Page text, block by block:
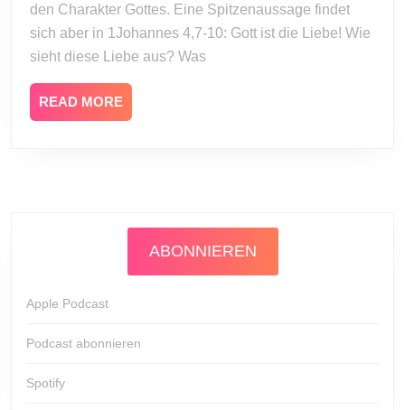
den Charakter Gottes. Eine Spitzenaussage findet
sich aber in 1Johannes 4,7-10: Gott ist die Liebe! Wie
sieht diese Liebe aus? Was
READ MORE
MORE
ABONNIEREN
Apple Podcast
Podcast abonnieren
Spotify